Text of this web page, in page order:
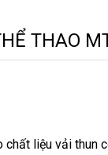
THAO
chất liệu vải thun